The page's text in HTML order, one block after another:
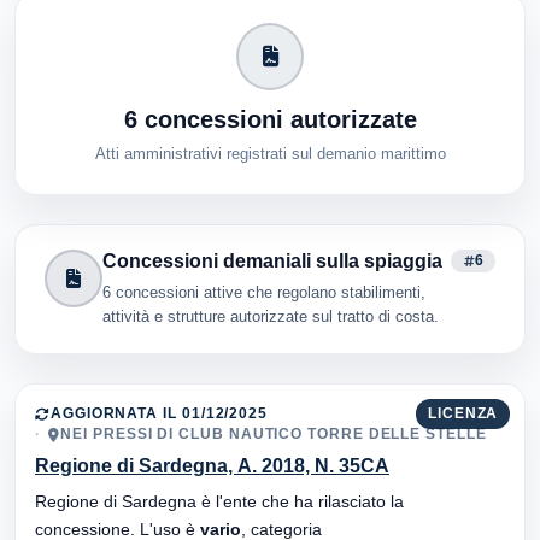
6 concessioni autorizzate
Atti amministrativi registrati sul demanio marittimo
Concessioni demaniali sulla spiaggia
6 concessioni attive che regolano stabilimenti,
attività e strutture autorizzate sul tratto di costa.
6
LICENZA
AGGIORNATA IL 01/12/2025
NEI PRESSI DI CLUB NAUTICO TORRE DELLE STELLE
Regione di Sardegna, A. 2018, N. 35CA
Regione di Sardegna è l'ente che ha rilasciato la
concessione. L'uso è vario , categoria